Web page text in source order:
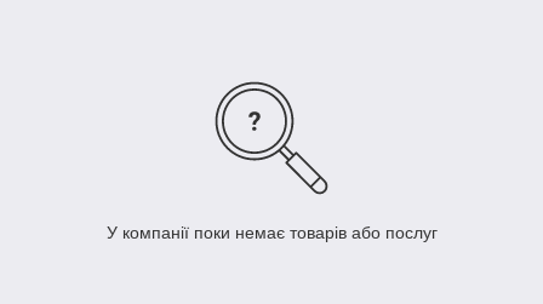
У компанії поки немає товарів або послуг